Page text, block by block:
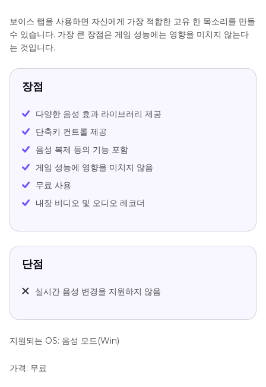
보이스 랩을 사용하면 자신에게 가장 적합한 고유 한 목소리를 만들
수 있습니다. 가장 큰 장점은 게임 성능에는 영향을 미치지 않는다
는 것입니다.
장점
다양한 음성 효과 라이브러리 제공
단축키 컨트롤 제공
음성 복제 등의 기능 포함
게임 성능에 영향을 미치지 않음
무료 사용
내장 비디오 및 오디오 레코더
단점
실시간 음성 변경을 지원하지 않음
지원되는 OS: 음성 모드(Win)
가격: 무료